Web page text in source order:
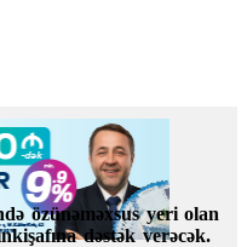
özünəməxsus yeri olan
dəstək verəcək.